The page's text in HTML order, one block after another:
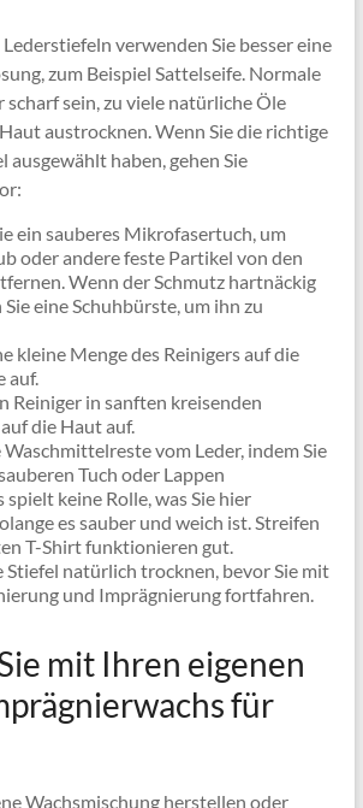
verwenden Sie besser eine
zum Beispiel Sattelseife. Normale
scharf sein, zu viele natürliche Öle
austrocknen. Wenn Sie die richtige
ausgewählt haben, gehen Sie
ein sauberes Mikrofasertuch, um
oder andere feste Partikel von den
Wenn der Schmutz hartnäckig
eine Schuhbürste, um ihn zu
kleine Menge des Reinigers auf die
auf.
Reiniger in sanften kreisenden
die Haut auf.
Waschmittelreste vom Leder, indem Sie
Tuch oder Lappen
spielt keine Rolle, was Sie hier
es sauber und weich ist. Streifen
T-Shirt funktionieren gut.
Stiefel natürlich trocknen, bevor Sie mit
und Imprägnierung fortfahren.
mit Ihren eigenen
für
Wachsmischung herstellen oder